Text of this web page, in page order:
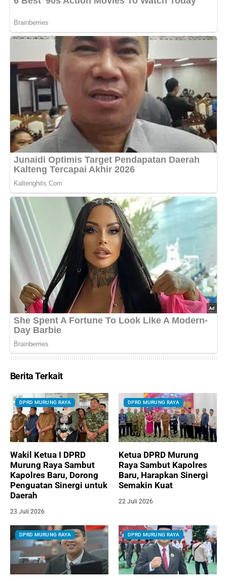
Berita Terkait
DPRD MURUNG RAYA
Wakil Ketua I DPRD
Murung Raya Sambut
Kapolres Baru, Dorong
Penguatan Sinergi untuk
Daerah
23 Juli 2026
DPRD MURUNG RAYA
Ketua DPRD Murung
Raya Sambut Kapolres
Baru, Harapkan Sinergi
Semakin Kuat
22 Juli 2026
DPRD MURUNG RAYA DPRD MURUNG RAYA